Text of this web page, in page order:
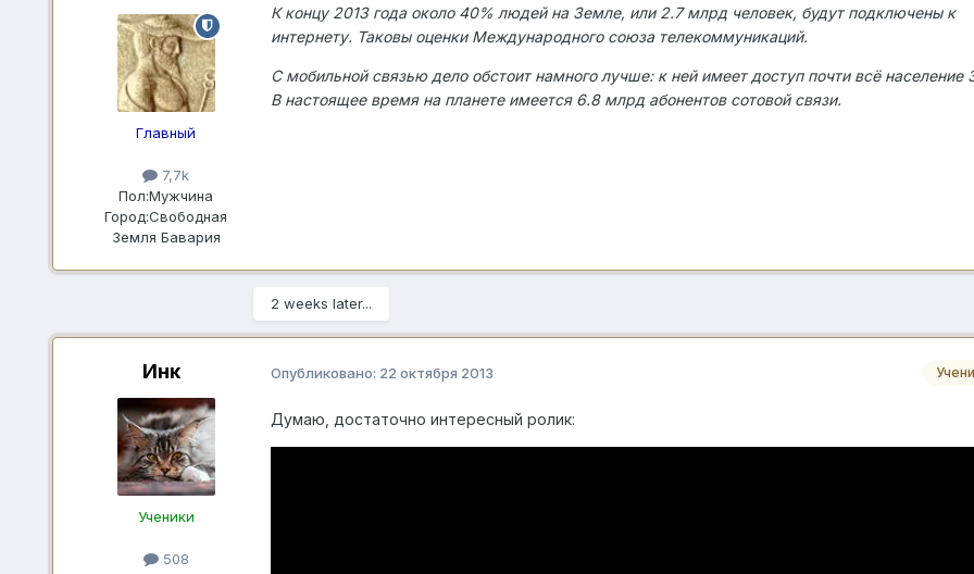
Главный
7,7k
Пол:Мужчина
Город:Свободная
Земля Бавария
К концу 2013 года около 40% людей на Земле, или 2.7 млрд человек, будут подключены к
интернету. Таковы оценки Международного союза телекоммуникаций.
С мобильной связью дело обстоит намного лучше: к ней имеет доступ почти всё население
В настоящее время на планете имеется 6.8 млрд абонентов сотовой связи.
2 weeks later...
Инк
Ученики
508
Опубликовано: 22 октября 2013
Думаю, достаточно интересный ролик: